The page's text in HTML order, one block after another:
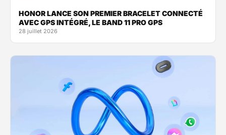
HONOR LANCE SON PREMIER BRACELET CONNECTÉ
AVEC GPS INTÉGRÉ, LE BAND 11 PRO GPS
28 juillet 2026